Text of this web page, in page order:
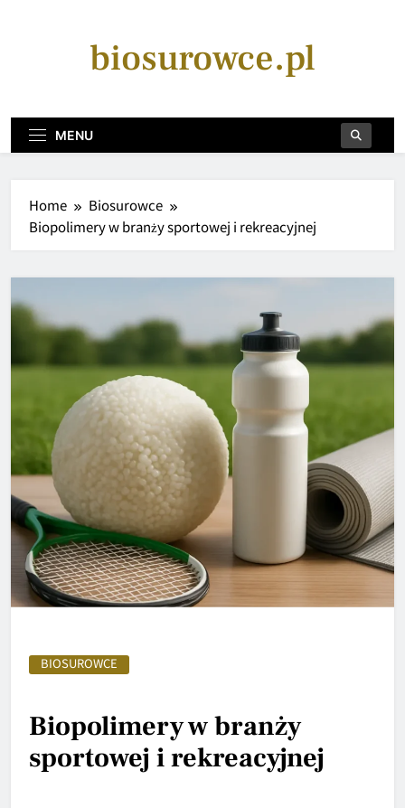
biosurowce.pl
MENU
Home
Biosurowce
Biopolimery w branży sportowej i rekreacyjnej
BIOSUROWCE
Biopolimery w branży
sportowej i rekreacyjnej